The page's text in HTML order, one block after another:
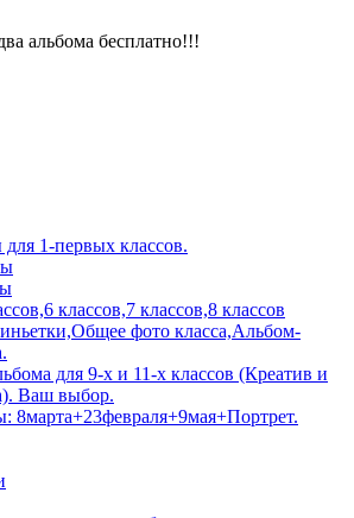
альбома бесплатно!!!
1-первых классов.
классов,7 классов,8 классов
фото класса,Альбом-
для 9-х и 11-х классов (Креатив и
Ваш выбор.
8марта+23февраля+9мая+Портрет.